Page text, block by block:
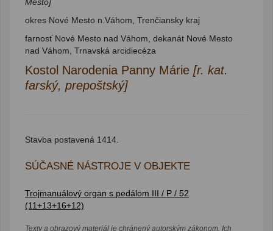
okres Nové Mesto n.Váhom, Trenčiansky kraj
farnosť Nové Mesto nad Váhom, dekanát Nové Mesto
nad Váhom, Trnavská arcidiecéza
Kostol Narodenia Panny Márie [r. kat.
farský, prepoštský]
Stavba postavená 1414.
SÚČASNÉ NÁSTROJE V OBJEKTE
Trojmanuálový organ s pedálom III / P / 52
(11+13+16+12)
Texty a obrazový materiál je chránený autorským zákonom. Ich